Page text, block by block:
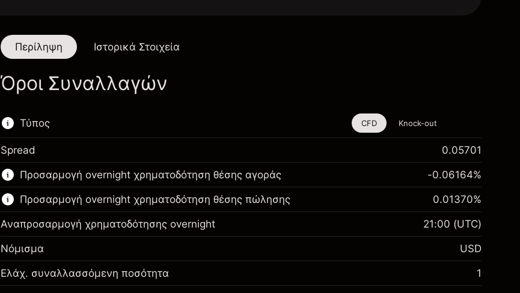
Περίληψη Ιστορικά Στοιχεία
Όροι Συναλλαγών
Τύπος
Αυτό το χρηματοοικονομικό εργαλείο είναι
διαθέσιμο για διαπραγμάτευση μέσω CFDs και
Knock-outs.
Μάθετε περισσότερα σχετικά με:
CFDs
Knock-outs
CFD Knock-out
Spread 0.05701
Προσαρμογή overnight χρηματοδότηση θέσης αγοράς
Περιθώριο. Η επένδυσή
$1,000.00
-0.06164%
Προσαρμογή overnight χρηματοδότηση θέσης πώλησης 0.01370%
Αναπροσαρμογή χρηματοδότησης overnight 21:00 (UTC)
Νόμισμα USD
Ελάχ. συναλλασσόμενη ποσότητα 1